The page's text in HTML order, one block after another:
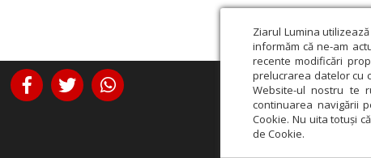
Ziarul Lumina
informăm că ne-am
recente modificări
prelucrarea datelor cu
Website-ul nostru te
continuarea navigării
Cookie. Nu uita totuși
de Cookie.